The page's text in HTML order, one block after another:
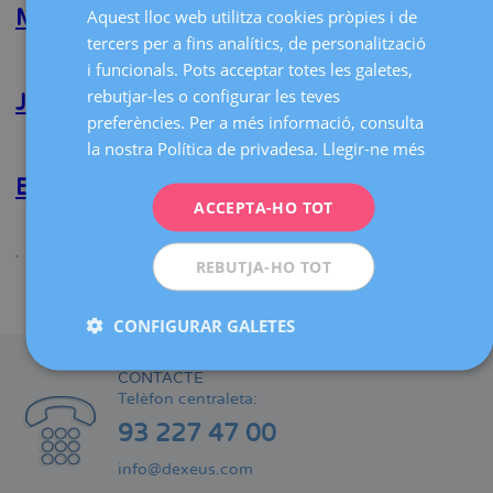
Bagnati
Montserrat Monterde Priego
Llegeix més
sobre
Montserrat
Monterde
Priego
Jesica L. Obercie
Llegeix méssobre
Obercie
Elena Moretti
sobre
Elena
Moretti
CONTACTE
Telèfon centraleta:
93 227 47 00
info@dexeus.com
SPANISH
CATALÀ
FRENCH
Aquest lloc web utilitza cookies pròpies i de
tercers per a fins analítics, de personalització
i funcionals. Pots acceptar totes les galetes,
rebutjar-les o configurar les teves
preferències. Per a més informació, consulta
la nostra Política de privadesa. Llegir-ne més
ACCEPTA-HO TOT
REBUTJA-HO TOT
CONFIGURAR GALETES